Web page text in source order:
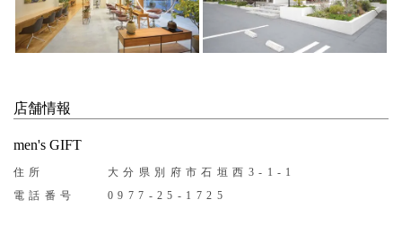
店舗情報
men's GIFT
住所
大分県別府市石垣西3-1-1
電話番号
0977-25-1725